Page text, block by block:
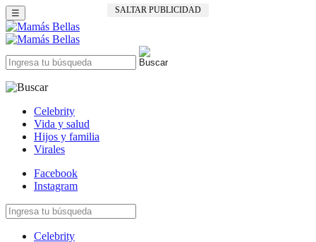
SALTAR PUBLICIDAD
☰
Celebrity
Vida y salud
Hijos y familia
Virales
Facebook
Instagram
Celebrity